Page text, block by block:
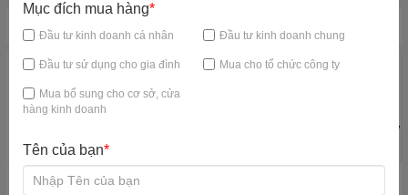
Danh mục nổi bật
vui chơi
Đào tạo nhân sự
Mục đích mua hàng*
Đầu tư kinh doanh cá nhân Đầu tư kinh doanh chung
Đầu tư sử dụng cho gia đình Mua cho tổ chức công ty
Mua bổ sung cho cơ sở, cửa
hàng kinh doanh
Tên của bạn*